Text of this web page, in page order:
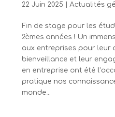
22 Juin 2025 Actualités
Fin de stage pour les
2èmes années ! Un
aux entreprises pour leur
bienveillance et leur
en entreprise ont été
pratique nos
monde...